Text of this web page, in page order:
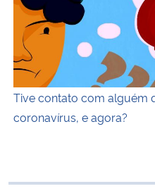
Tive contato com alguém
coronavírus, e agora?